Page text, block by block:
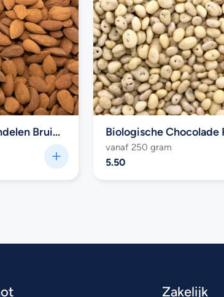
Biologische Amandelen Bruin (raw)
vanaf 250 gram
5.50
Zakelijk